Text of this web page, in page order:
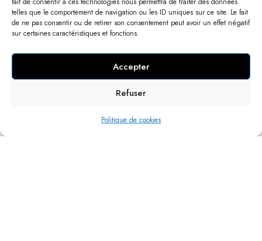
telles que le comportement de navigation ou les ID uniques sur ce site. Le fait
de ne pas consentir ou de retirer son consentement peut avoir un effet négatif
sur certaines caractéristiques et fonctions.
Accepter
Refuser
Politique de cookies